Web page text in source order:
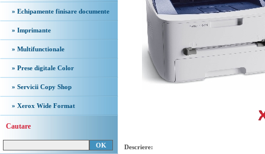
» Echipamente finisare documente
» Imprimante
» Multifunctionale
» Prese digitale Color
» Servicii Copy Shop
» Xerox Wide Format
Cautare
Descriere: